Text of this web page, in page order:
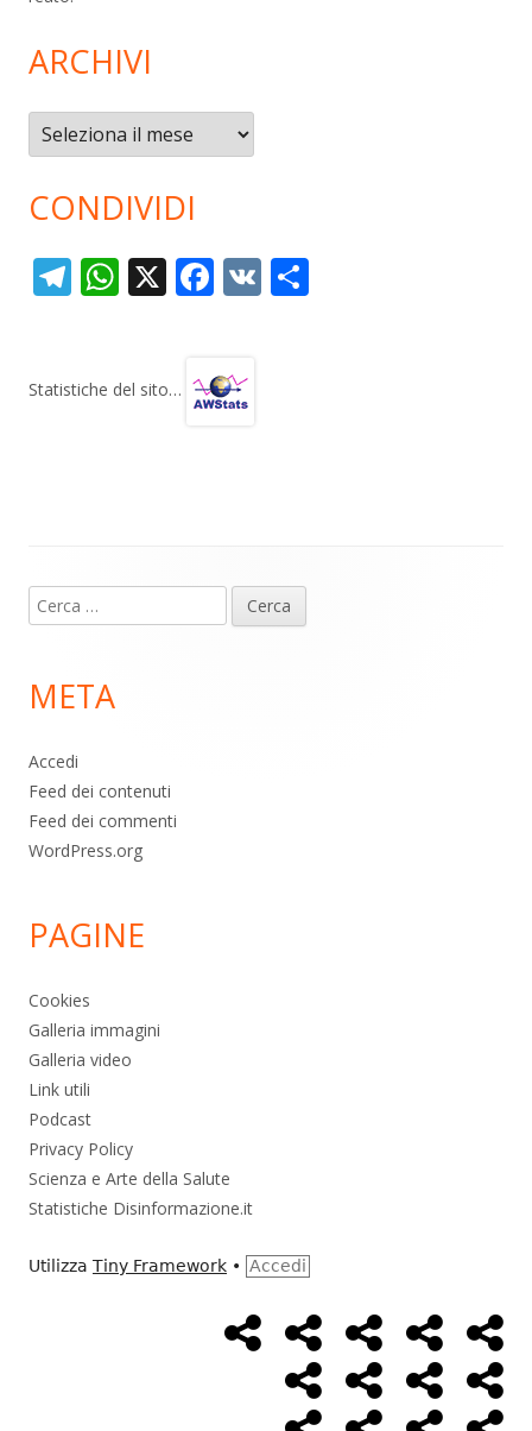
ARCHIVI
Archivi
CONDIVIDI
T
gr
W
s
X F
b
V
Statistiche del sito…
piè
pagina
Ricerca
per:
META
Accedi
Feed dei contenuti
Feed dei commenti
WordPress.org
PAGINE
Cookies
Galleria immagini
Galleria video
Link utili
Podcast
Privacy Policy
Scienza e Arte della Salute
Statistiche Disinformazione.it
Utilizza Tiny Framework • Accedi
MenùHome
Page
Alimentazione
AmbienteBambini
Cancro ControlloEconomia
FarmaciMassoneriaNWO